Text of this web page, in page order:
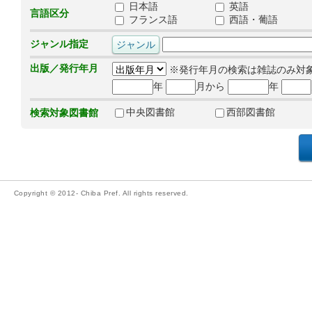
言語区分
日本語
英語
フランス語
西語・葡語
ジャンル指定
出版／発行年月
※発行年月の検索は雑誌のみ対
年
月から 年
検索対象図書館 中央図書館 西部図書館
Copyright © 2012- Chiba Pref. All rights reserved.